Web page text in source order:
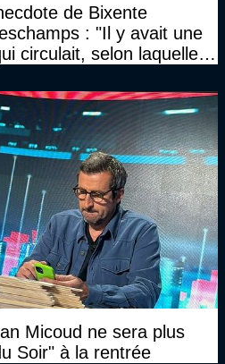
de Bixente
: "Il y avait une
circulait, selon laquelle il
Micoud ne sera plus
Soir" à la rentrée